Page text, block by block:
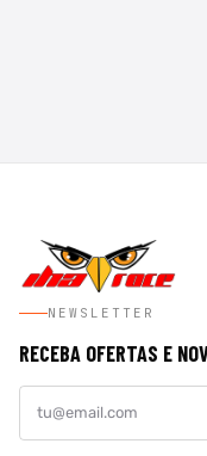
NEWSLETTER
RECEBA OFERTAS E